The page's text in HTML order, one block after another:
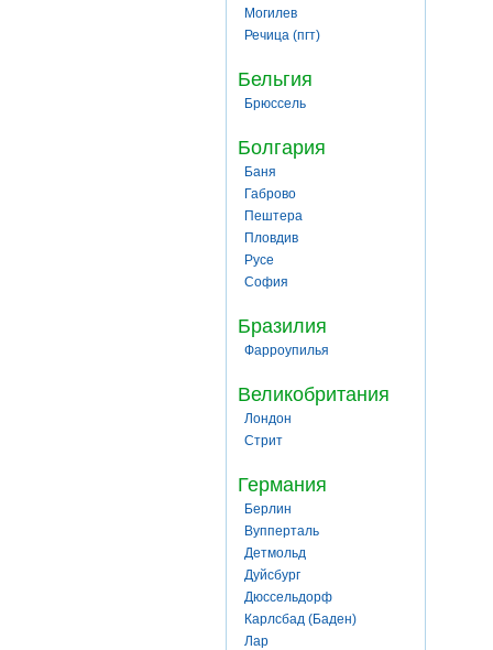
Могилев
Речица (пгт)
Бельгия
Брюссель
Болгария
Баня
Габрово
Пештера
Пловдив
Русе
София
Бразилия
Фарроупилья
Великобритания
Лондон
Стрит
Германия
Берлин
Вупперталь
Детмольд
Дуйсбург
Дюссельдорф
Карлсбад (Баден)
Лар